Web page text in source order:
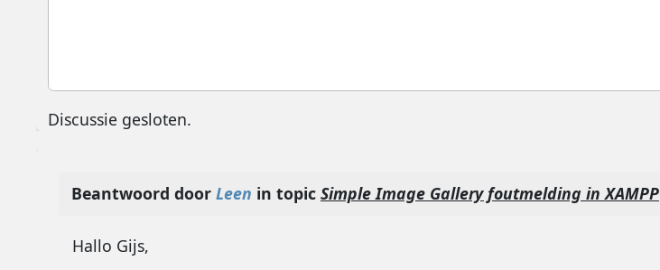
Discussie gesloten.
Beantwoord door Leen in topic Simple Image Gallery foutmelding in XAMPP
Hallo Gijs,